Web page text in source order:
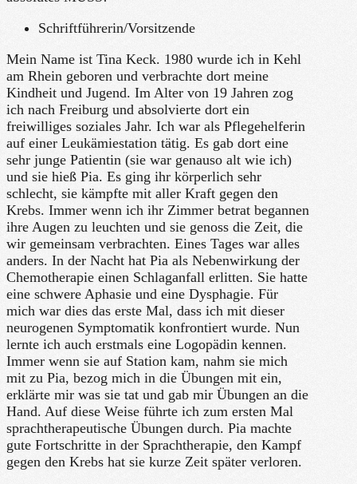
Schriftführerin/Vorsitzende
Mein Name ist Tina Keck. 1980 wurde ich in Kehl
am Rhein geboren und verbrachte dort meine
Kindheit und Jugend. Im Alter von 19 Jahren zog
ich nach Freiburg und absolvierte dort ein
freiwilliges soziales Jahr. Ich war als Pflegehelferin
auf einer Leukämiestation tätig. Es gab dort eine
sehr junge Patientin (sie war genauso alt wie ich)
und sie hieß Pia. Es ging ihr körperlich sehr
schlecht, sie kämpfte mit aller Kraft gegen den
Krebs. Immer wenn ich ihr Zimmer betrat begannen
ihre Augen zu leuchten und sie genoss die Zeit, die
wir gemeinsam verbrachten. Eines Tages war alles
anders. In der Nacht hat Pia als Nebenwirkung der
Chemotherapie einen Schlaganfall erlitten. Sie hatte
eine schwere Aphasie und eine Dysphagie. Für
mich war dies das erste Mal, dass ich mit dieser
neurogenen Symptomatik konfrontiert wurde. Nun
lernte ich auch erstmals eine Logopädin kennen.
Immer wenn sie auf Station kam, nahm sie mich
mit zu Pia, bezog mich in die Übungen mit ein,
erklärte mir was sie tat und gab mir Übungen an die
Hand. Auf diese Weise führte ich zum ersten Mal
sprachtherapeutische Übungen durch. Pia machte
gute Fortschritte in der Sprachtherapie, den Kampf
gegen den Krebs hat sie kurze Zeit später verloren.